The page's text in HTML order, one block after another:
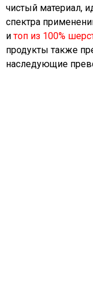
чистый материал,
спектра
итоп из 100%
продукты также
наследующие